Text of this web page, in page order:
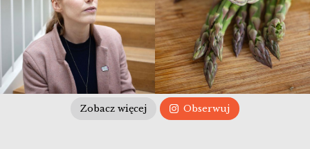
Zobacz więcej Obserwuj